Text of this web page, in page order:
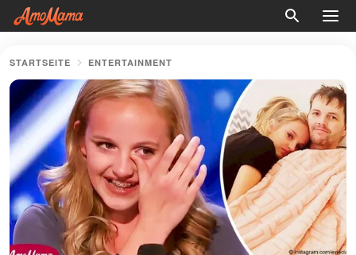
STARTSEITE ENTERTAINMENT